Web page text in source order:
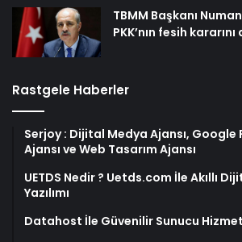
TBMM Başkanı
PKK’nın fesih
Rastgele Haberler
Serjoy : Dijital Medya Ajansı, Google
Ajansı ve Web Tasarım Ajansı
UETDS Nedir ? Uetds.com İle Akıllı
Yazılımı
Datahost İle Güvenilir Sunucu